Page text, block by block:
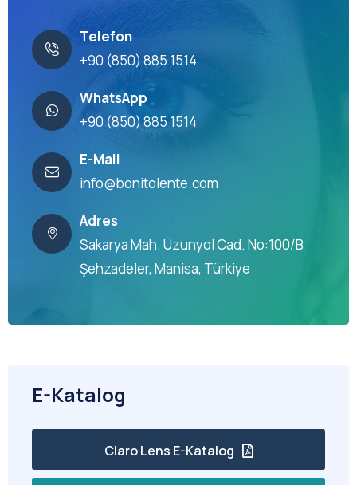
Telefon
+90 (850) 885 1514
WhatsApp
+90 (850) 885 1514
E-Mail
info@bonitolente.com
Adres
Sakarya Mah. Uzunyol Cad. No:100/B
Şehzadeler, Manisa, Türkiye
E-Katalog
Claro Lens E-Katalog